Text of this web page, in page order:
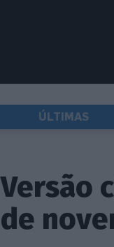
ÚLTIMAS
Versão
de